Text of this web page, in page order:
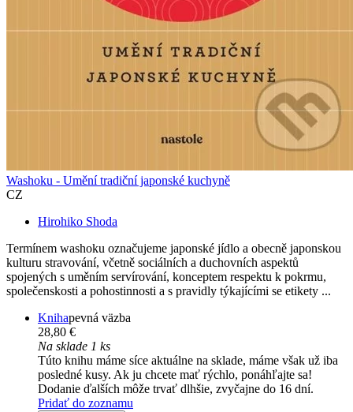
Washoku - Umění tradiční japonské kuchyně
CZ
Hirohiko Shoda
Termínem washoku označujeme japonské jídlo a obecně japonskou
kulturu stravování, včetně sociálních a duchovních aspektů
spojených s uměním servírování, konceptem respektu k pokrmu,
společenskosti a pohostinnosti a s pravidly týkajícími se etikety ...
Knihapevná väzba
28,80 €
Na sklade 1 ks
Túto knihu máme síce aktuálne na sklade, máme však už iba
posledné kusy. Ak ju chcete mať rýchlo, ponáhľajte sa!
Dodanie ďalších môže trvať dlhšie, zvyčajne do 16 dní.
Pridať do zoznamu